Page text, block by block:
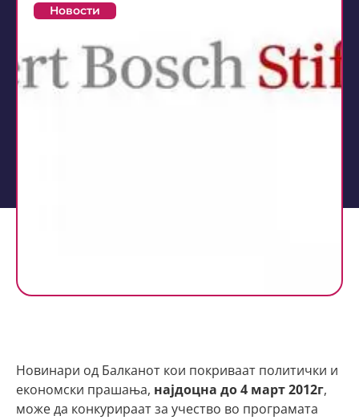
Новости
Новинари од Балканот кои покриваат политички и
економски прашања, најдоцна до 4 март 2012г,
може да конкурираат за учество во програмата